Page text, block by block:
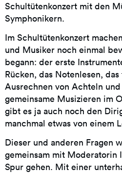
Schultütenkonzert mit den
Symphonikern.
Im Schultütenkonzert
und Musiker noch einmal
begann: der erste
Rücken, das Notenlesen,
Ausrechnen von Achteln
gemeinsame Musizieren im
gibt es ja auch noch den
manchmal etwas von einem
Dieser und anderen Fragen
gemeinsam mit Moderatorin
Spur gehen. Mit einer